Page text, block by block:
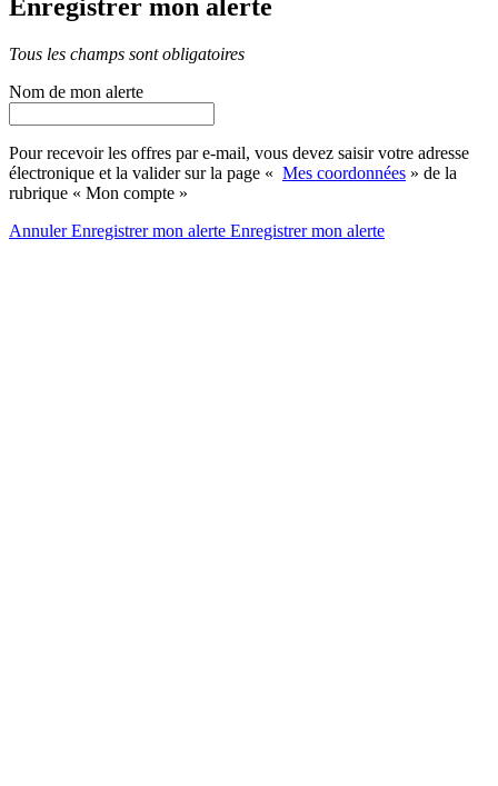
Enregistrer mon alerte
Tous les champs sont obligatoires
Nom de mon alerte
Pour recevoir les offres par e-mail, vous devez saisir votre adresse
électronique et la valider sur la page « Mes coordonnées » de la
rubrique « Mon compte »
AnnulerEnregistrer mon alerte Enregistrermon alerte